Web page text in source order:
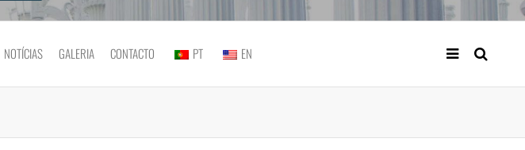
Igualdade e diferença cultural na prática judicial portuguesa
NOTÍCIAS GALERIA CONTACTO PT EN